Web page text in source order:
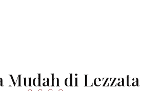
Mudah di Lezzata